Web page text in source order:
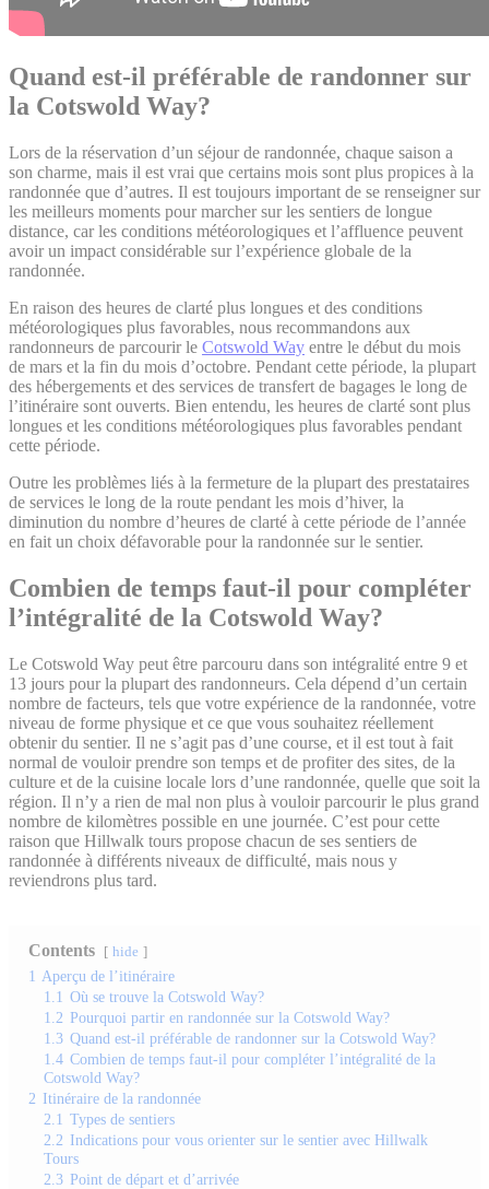
Quand est-il préférable de randonner sur
la Cotswold Way?
Lors de la réservation d’un séjour de randonnée, chaque saison a
son charme, mais il est vrai que certains mois sont plus propices à la
randonnée que d’autres. Il est toujours important de se renseigner sur
les meilleurs moments pour marcher sur les sentiers de longue
distance, car les conditions météorologiques et l’affluence peuvent
avoir un impact considérable sur l’expérience globale de la
randonnée.
En raison des heures de clarté plus longues et des conditions
météorologiques plus favorables, nous recommandons aux
randonneurs de parcourir le Cotswold Way entre le début du mois
de mars et la fin du mois d’octobre. Pendant cette période, la plupart
des hébergements et des services de transfert de bagages le long de
l’itinéraire sont ouverts. Bien entendu, les heures de clarté sont plus
longues et les conditions météorologiques plus favorables pendant
cette période.
Outre les problèmes liés à la fermeture de la plupart des prestataires
de services le long de la route pendant les mois d’hiver, la
diminution du nombre d’heures de clarté à cette période de l’année
en fait un choix défavorable pour la randonnée sur le sentier.
Combien de temps faut-il pour compléter
l’intégralité de la Cotswold Way?
Le Cotswold Way peut être parcouru dans son intégralité entre 9 et
13 jours pour la plupart des randonneurs. Cela dépend d’un certain
nombre de facteurs, tels que votre expérience de la randonnée, votre
niveau de forme physique et ce que vous souhaitez réellement
obtenir du sentier. Il ne s’agit pas d’une course, et il est tout à fait
normal de vouloir prendre son temps et de profiter des sites, de la
culture et de la cuisine locale lors d’une randonnée, quelle que soit la
région. Il n’y a rien de mal non plus à vouloir parcourir le plus grand
nombre de kilomètres possible en une journée. C’est pour cette
raison que Hillwalk tours propose chacun de ses sentiers de
randonnée à différents niveaux de difficulté, mais nous y
reviendrons plus tard.
Contents hide
1 Aperçu de l’itinéraire
1.1 Où se trouve la Cotswold Way?
1.2 Pourquoi partir en randonnée sur la Cotswold Way?
1.3 Quand est-il préférable de randonner sur la Cotswold Way?
1.4 Combien de temps faut-il pour compléter l’intégralité de la
Cotswold Way?
2 Itinéraire de la randonnée
2.1 Types de sentiers
2.2 Indications pour vous orienter sur le sentier avec Hillwalk
Tours
2.3 Point de départ et d’arrivée